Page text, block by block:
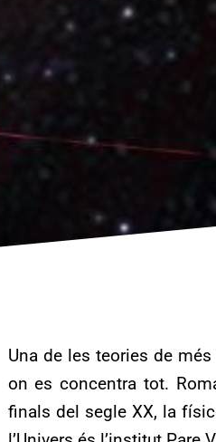
Una de les teories de
on es concentra tot.
finals del segle XX, la